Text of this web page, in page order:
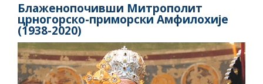
Блаженопочивши Митрополит
црногорско-приморски Амфилохије
(1938-2020)